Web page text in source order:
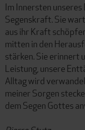
Im Innersten
Segenskraft. Sie
aus ihr Kraft
mitten in den
stärken. Sie erinnert
Leistung, unsere
Alltag wird
meiner Sorgen
dem Segen Gottes